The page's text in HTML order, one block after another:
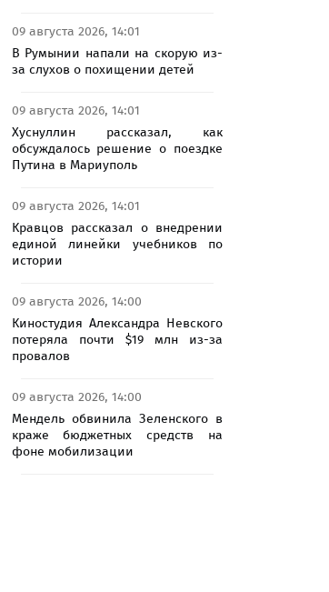
09 августа 2026, 14:01
В Румынии напали на скорую из-
за слухов о похищении детей
09 августа 2026, 14:01
Хуснуллин рассказал, как
обсуждалось решение о поездке
Путина в Мариуполь
09 августа 2026, 14:01
Кравцов рассказал о внедрении
единой линейки учебников по
истории
09 августа 2026, 14:00
Киностудия Александра Невского
потеряла почти $19 млн из-за
провалов
09 августа 2026, 14:00
Мендель обвинила Зеленского в
краже бюджетных средств на
фоне мобилизации